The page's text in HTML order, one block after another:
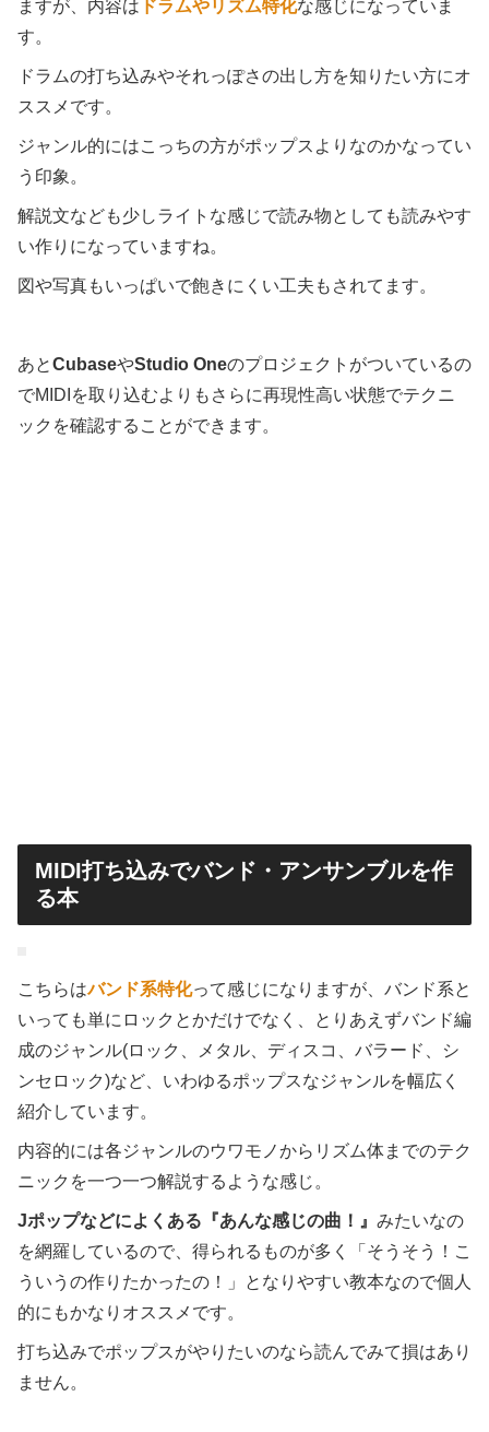
ますが、内容は ドラムやリズム特化な感じになっていま
す。
ドラムの打ち込みやそれっぽさの出し方を知りたい方にオ
ススメです。
ジャンル的にはこっちの方がポップスよりなのかなってい
う印象。
解説文なども少しライトな感じで読み物としても読みやす
い作りになっていますね。
図や写真もいっぱいで飽きにくい工夫もされてます。
あとCubaseやStudio Oneのプロジェクトがついているの
でMIDIを取り込むよりもさらに再現性高い状態でテクニ
ックを確認することができます。
MIDI打ち込みでバンド・アンサンブルを作
る本
こちらはバンド系特化って感じになりますが、バンド系と
いっても単にロックとかだけでなく、とりあえずバンド編
成のジャンル(ロック、メタル、ディスコ、バラード、シ
ンセロック)など、いわゆるポップスなジャンルを幅広く
紹介しています。
内容的には各ジャンルのウワモノからリズム体までのテク
ニックを一つ一つ解説するような感じ。
Jポップなどによくある『あんな感じの曲！』 みたいなの
を網羅しているので、得られるものが多く「そうそう！こ
ういうの作りたかったの！」となりやすい教本なので個人
的にもかなりオススメです。
打ち込みでポップスがやりたいのなら読んでみて損はあり
ません。